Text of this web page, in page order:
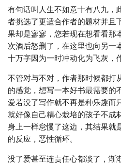
有句话叫人生不如意十有八九，
者挑选了更适合作者的题材并且
果却是寥寥，您若现在想看看那
次酒后怒删了，在这里也向另一
十万字因为一时冲动化为飞灰，
不管对与不对，作者那时候都打
的感觉，想写一本好书最需要的
爱若没了写作就不再是种乐趣而
就好像自己精心栽培的孩子不成
身上一样怠慢了这边，其结果就
的反应，恶性循环。
没了爱甚至连责任心都淡了，渐